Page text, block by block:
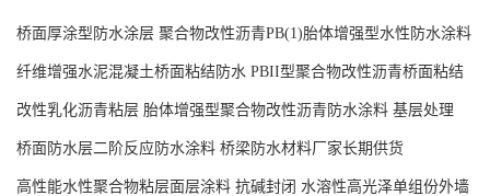
桥面厚涂型防水涂层 聚合物改性沥青PB(1)胎体增强型水性防水涂料
现货工厂
纤维增强水泥混凝土桥面粘结防水 PBII型聚合物改性沥青桥面粘结
防水涂料源头工厂
改性乳化沥青粘层 胎体增强型聚合物改性沥青防水涂料 基层处理
剂-双层双组份环氧树脂解说
桥面防水层二阶反应防水涂料 桥梁防水材料厂家长期供货
高性能水性聚合物粘层面层涂料 抗碱封闭 水溶性高光泽单组份外墙